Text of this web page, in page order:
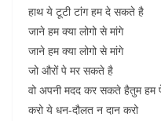
हाथ ये टूटी टांग हम दे सकते है
जाने हम क्या लोगो से मांगे
जाने हम क्या लोगो से मांगे
जो औरों पे मर सकते है
वो अपनी मदद कर सकते हैतुम हम
करो ये धन-दौलत न दान करो